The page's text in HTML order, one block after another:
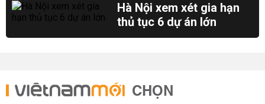
Hà Nội xem xét gia hạn
thủ tục 6 dự án lớn
CHỌN